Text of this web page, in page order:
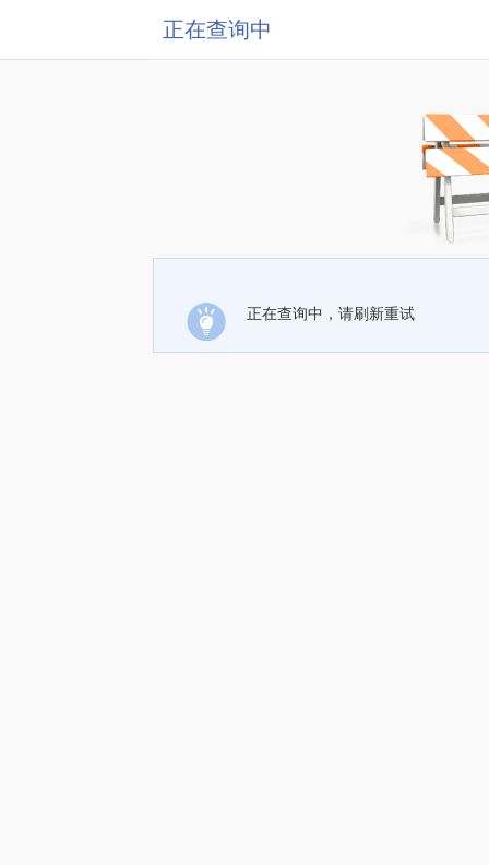
正在查询中
正在查询中，请刷新重试